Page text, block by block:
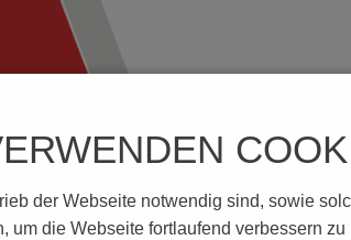
Download | Service
der Webseite notwendig sind, sowie
um die Webseite fortlaufend verbessern zu